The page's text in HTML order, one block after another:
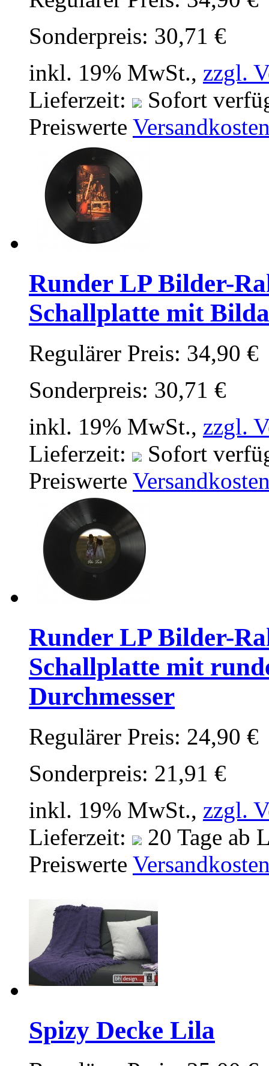
Sonderpreis: 30,71 €
inkl. 19% MwSt., zzgl.
Lieferzeit:
Sofort
Preiswerte
Runder LP Bilder-
Schallplatte mit
Regulärer Preis: 34,90 €
Sonderpreis: 30,71 €
inkl. 19% MwSt., zzgl.
Lieferzeit:
Sofort
Preiswerte
Runder LP Bilder-
Schallplatte mit
Durchmesser
Regulärer Preis: 24,90 €
Sonderpreis: 21,91 €
inkl. 19% MwSt., zzgl.
Lieferzeit:
20 Tage ab
Preiswerte
Spizy Decke Lila